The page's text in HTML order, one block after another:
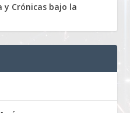
y Crónicas bajo la